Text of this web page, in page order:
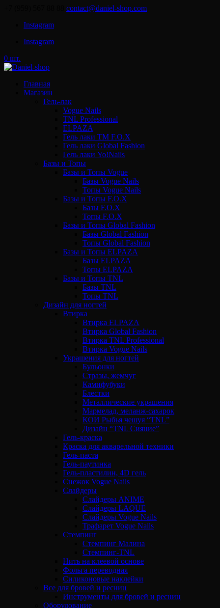
contact@daniel-shop.com
Instagram
Instagram
0 шт.
Главная
Магазин
Гель-лак
Vogue Nails
TNL Professional
ELPAZA
Гель лаки ТМ F.O.X
Гель лаки Global Fashion
Гель лаки Yo!Nails
Базы и Топы
Базы и Топы Vogue
Базы Vogue Nails
Топы Vogue Nails
Базы и Топы F.O.X
Базы F.O.X
Топы F.O.X
Базы и Топы Global Fashion
Базы Global Fashion
Топы Global Fashion
Базы и Топы ELPAZA
Базы ELPAZA
Топы ELPAZA
Базы и Топы TNL
Базы TNL
Топы TNL
Дизайн для ногтей
Втирка
Втирка ELPAZA
Втирка Global Fashion
Втирка TNL Professional
Втирка Vogue Nails
Украшения для ногтей
Бульонки
Стразы, жемчуг
Камифубуки
Блестки
Металлические украшения
Мармелад, меланж-сахарок
КОИ Рыбья чешуя “TNL”
Дизайн “TNL Сияние”
Гель-краска
Краска для акварельной техники
Гель-паста
Гель-паутинка
Гель-пластилин, 4D гель
Снежок Vogue Nails
Слайдеры
Слайдеры ANIME
Слайдеры LAQUE
Слайдеры Vogue Nails
Трафарет Vogue Nails
Стемпинг
Стемпинг Малина
Стемпинг-TNL
Нить на клеевой основе
Фольга переводная
Силиконовые наклейки
Все для бровей и ресниц
Инструменты для бровей и ресниц
Оборудование